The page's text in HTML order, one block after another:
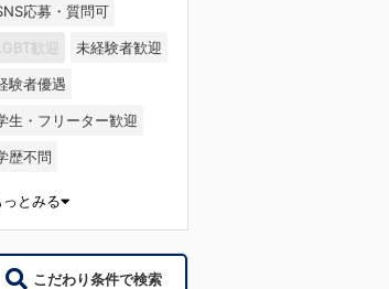
応募・質問可
歓迎 未経験者歓迎
験者優遇
生・フリーター歓迎
歴不問
っとみる
こだわり条件で検索